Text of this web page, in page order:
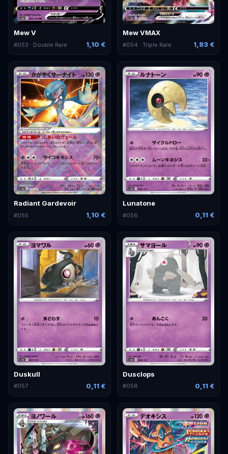
Mew V
#053 · Double Rare 1,10 €
Mew VMAX
#054 · Triple Rare 1,83 €
Radiant Gardevoir
#055 1,10 €
Lunatone
#056 0,11 €
Duskull
#057 0,11 €
Dusclops
#058 0,11 €